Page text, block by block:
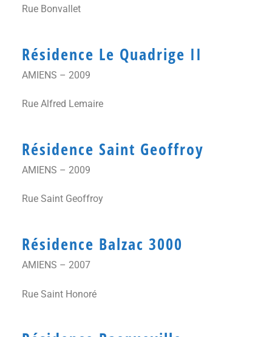
Rue Bonvallet
Résidence Le Quadrige II
AMIENS – 2009
Rue Alfred Lemaire
Résidence Saint Geoffroy
AMIENS – 2009
Rue Saint Geoffroy
Résidence Balzac 3000
AMIENS – 2007
Rue Saint Honoré